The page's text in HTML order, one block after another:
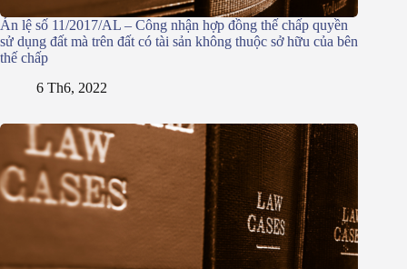
Án lệ số 11/2017/AL – Công nhận hợp đồng thế chấp quyền
sử dụng đất mà trên đất có tài sản không thuộc sở hữu của bên
thế chấp
6 Th6, 2022